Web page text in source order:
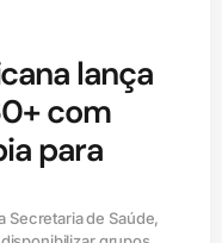
lança
com
para
Secretaria de Saúde,